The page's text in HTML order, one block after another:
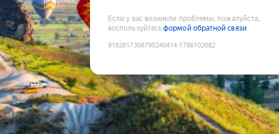
Если у вас возникли проблемы, пожалуйста,
воспользуйтесьформой обратной связи
9182817308795240414:1786102082